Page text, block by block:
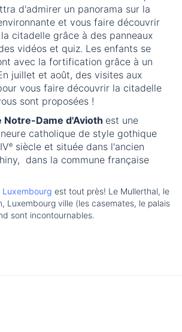
d'admirer un panorama sur la
et vous faire découvrir
citadelle grâce à des panneaux
vidéos et quiz. Les enfants se
avec la fortification grâce à un
juillet et août, des visites aux
vous faire découvrir la citadelle
sont proposées !
Notre-Dame d'Avioth est une
catholique de style gothique
siècle et située dans l'ancien
dans la commune française
Luxembourg est tout près! Le Mullerthal, le
Luxembourg ville (les casemates, le palais
sont incontournables.